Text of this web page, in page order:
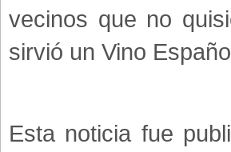
vecinos que no
sirvió un Vino
Esta noticia fue